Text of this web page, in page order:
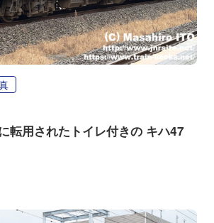
転用されたトイレ付きの キハ47